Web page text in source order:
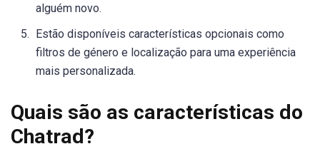
alguém novo.
Estão disponíveis características opcionais como
filtros de género e localização para uma experiência
mais personalizada.
Quais são as características do
Chatrad?